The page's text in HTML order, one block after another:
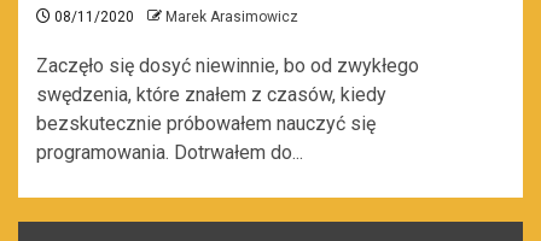
08/11/2020 Marek Arasimowicz
Zaczęło się dosyć niewinnie, bo od zwykłego
swędzenia, które znałem z czasów, kiedy
bezskutecznie próbowałem nauczyć się
programowania. Dotrwałem do...